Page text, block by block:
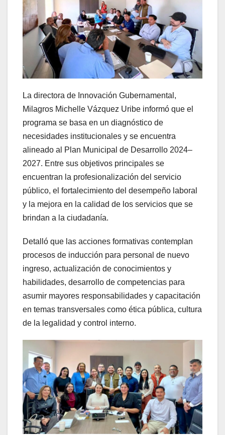
La directora de Innovación Gubernamental,
Milagros Michelle Vázquez Uribe informó que el
programa se basa en un diagnóstico de
necesidades institucionales y se encuentra
alineado al Plan Municipal de Desarrollo 2024–
2027. Entre sus objetivos principales se
encuentran la profesionalización del servicio
público, el fortalecimiento del desempeño laboral
y la mejora en la calidad de los servicios que se
brindan a la ciudadanía.
Detalló que las acciones formativas contemplan
procesos de inducción para personal de nuevo
ingreso, actualización de conocimientos y
habilidades, desarrollo de competencias para
asumir mayores responsabilidades y capacitación
en temas transversales como ética pública, cultura
de la legalidad y control interno.